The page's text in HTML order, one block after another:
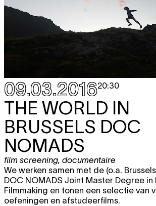
09.03.201620:30
THE WORLD IN
BRUSSELS DOC
NOMADS
film screening, documentaire
We werken samen met de (o.a.
DOC NOMADS Joint Master Degree
Filmmaking en tonen een selectie van
oefeningen en afstudeerfilms.